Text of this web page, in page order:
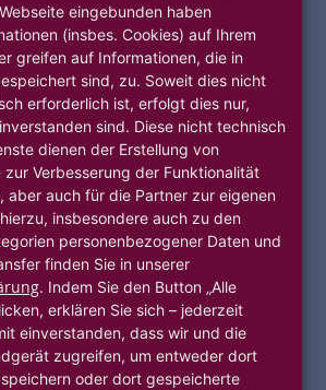
INTELLIGENZ
HUBITATION
DURCH RPA
Künstliche Intelligenzen
um so repetitive Aufgaben von
übernehmen zu lassen.
eingebunden haben
(insbes. Cookies) auf Ihrem
greifen auf Informationen, die in
sind, zu. Soweit dies nicht
erforderlich ist, erfolgt dies nur,
sind. Diese nicht technisch
dienen der Erstellung von
zur Verbesserung der Funktionalität
aber auch für die Partner zur eigenen
insbesondere auch zu den
personenbezogener Daten und
finden Sie in unserer
. Indem Sie den Button „Alle
erklären Sie sich – jederzeit
einverstanden, dass wir und die
zugreifen, um entweder dort
oder dort gespeicherte